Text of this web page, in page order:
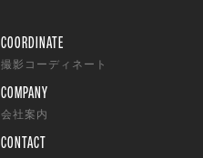
COORDINATE
撮影コーディネート
COMPANY
会社案内
CONTACT